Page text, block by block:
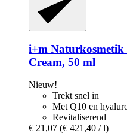
i+m Naturkosmetik
Cream, 50 ml
Nieuw!
Trekt snel in
Met Q10 en
Revitaliserend
€ 21,07 (€ 421,40 / l)